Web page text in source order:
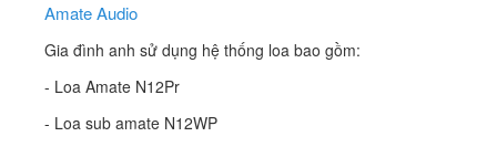
Amate Audio
Gia đình anh sử dụng hệ thống loa bao gồm:
- Loa Amate N12Pr
- Loa sub amate N12WP